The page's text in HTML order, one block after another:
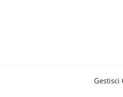
Gestisci